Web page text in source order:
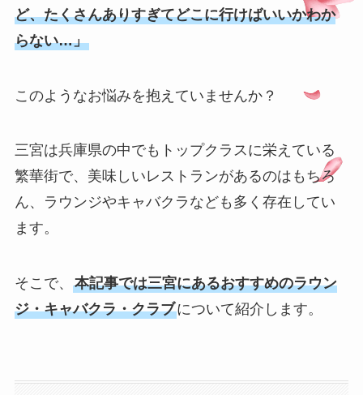
ど、たくさんありすぎてどこに行けばいいかわか
らない…」
このようなお悩みを抱えていませんか？
三宮は兵庫県の中でもトップクラスに栄えている
繁華街で、美味しいレストランがあるのはもちろ
ん、ラウンジやキャバクラなども多く存在してい
ます。
そこで、 本記事では三宮にあるおすすめのラウン
ジ・キャバクラ・クラブについて紹介します。